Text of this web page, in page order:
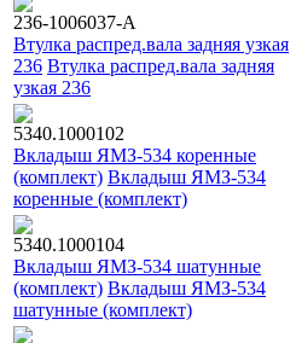
236-1006037-А
Втулка распред.вала задняя узкая
236 Втулка распред.вала задняя
узкая 236
5340.1000102
Вкладыш ЯМЗ-534 коренные
(комплект) Вкладыш ЯМЗ-534
коренные (комплект)
5340.1000104
Вкладыш ЯМЗ-534 шатунные
(комплект) Вкладыш ЯМЗ-534
шатунные (комплект)